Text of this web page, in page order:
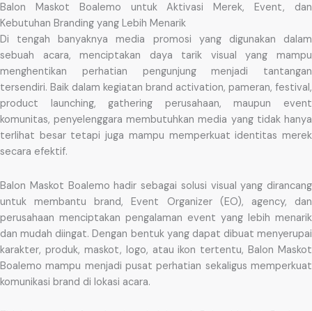
Balon Maskot Boalemo untuk Aktivasi Merek, Event, dan
Kebutuhan Branding yang Lebih Menarik
Di tengah banyaknya media promosi yang digunakan dalam
sebuah acara, menciptakan daya tarik visual yang mampu
menghentikan perhatian pengunjung menjadi tantangan
tersendiri. Baik dalam kegiatan brand activation, pameran, festival,
product launching, gathering perusahaan, maupun event
komunitas, penyelenggara membutuhkan media yang tidak hanya
terlihat besar tetapi juga mampu memperkuat identitas merek
secara efektif.
Balon Maskot Boalemo hadir sebagai solusi visual yang dirancang
untuk membantu brand, Event Organizer (EO), agency, dan
perusahaan menciptakan pengalaman event yang lebih menarik
dan mudah diingat. Dengan bentuk yang dapat dibuat menyerupai
karakter, produk, maskot, logo, atau ikon tertentu, Balon Maskot
Boalemo mampu menjadi pusat perhatian sekaligus memperkuat
komunikasi brand di lokasi acara.